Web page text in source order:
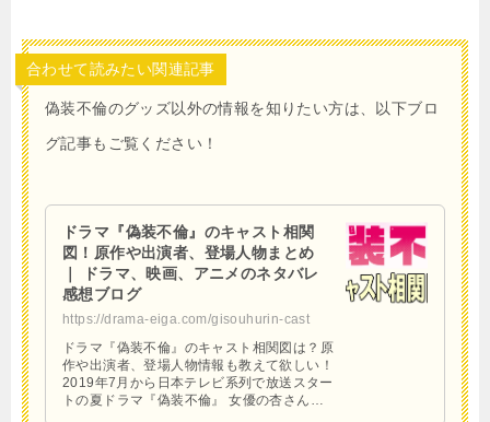
合わせて読みたい関連記事
偽装不倫のグッズ以外の情報を知りたい方は、以下ブロ
グ記事もご覧ください！
ドラマ『偽装不倫』のキャスト相関
図！原作や出演者、登場人物まとめ
｜ ドラマ、映画、アニメのネタバレ
感想ブログ
https://drama-eiga.com/gisouhurin-cast
ドラマ『偽装不倫』のキャスト相関図は？原
作や出演者、登場人物情報も教えて欲しい！
2019年7月から日本テレビ系列で放送スター
トの夏ドラマ『偽装不倫』 女優の杏さん主